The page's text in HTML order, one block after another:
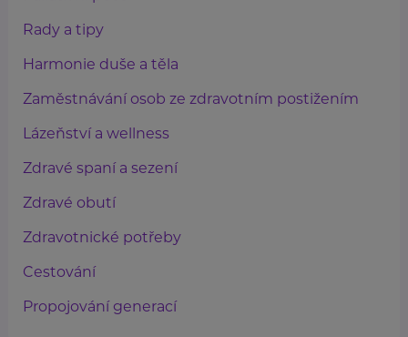
Rady a tipy
Harmonie duše a těla
Zaměstnávání osob ze zdravotním postižením
Lázeňství a wellness
Zdravé spaní a sezení
Zdravé obutí
Zdravotnické potřeby
Cestování
Propojování generací